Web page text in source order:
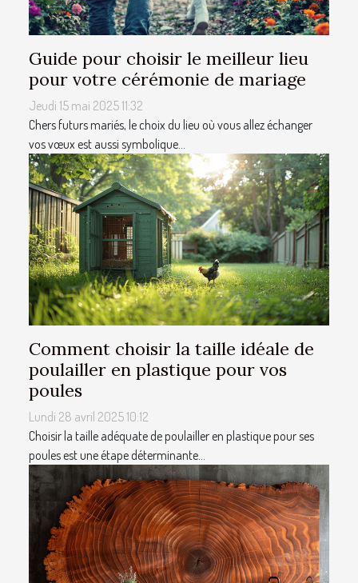
Guide pour choisir le meilleur lieu
pour votre cérémonie de mariage
Jeudi 15 mai 2025 11:32
Chers futurs mariés, le choix du lieu où vous allez échanger
vos vœux est aussi symbolique...
Comment choisir la taille idéale de
poulailler en plastique pour vos
poules
Lundi 28 avril 2025 10:12
Choisir la taille adéquate de poulailler en plastique pour ses
poules est une étape déterminante...